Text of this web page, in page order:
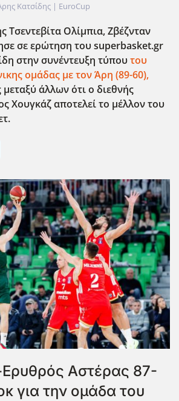
Κατσίδης | EuroCup
Τσεντεβίτα Ολίμπια, Ζβέζνταν
σε ερώτηση του superbasket.gr
στην συνέντευξη τύπουτου
ομάδας με τον Άρη (89-60),
άλλων ότι ο διεθνής
Χουγκάζ αποτελεί το μέλλον του
Ερυθρός Αστέρας 87-
για την ομάδα του